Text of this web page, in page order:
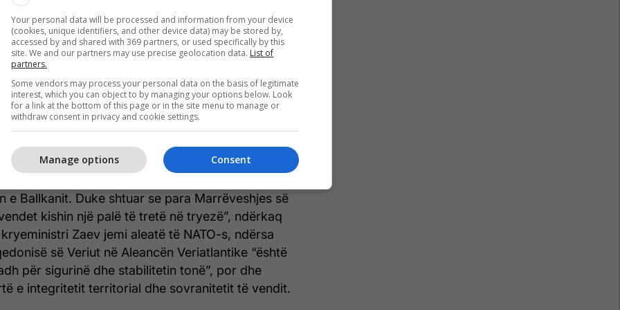
i fortë i vendit tonë në procesin e
me Bashkimin Evropian. Ne të dy u
e plotë dhe të pandërprerë të detyrimeve
në Marrëveshjen e Prespës. Në të gjitha
për bashkëpunim më të madh ekonomik
dhe avancohet”, tha Zaev.
pas nënshkrimit të Marrëveshjes së Prespës si në
ashtu edhe në Greqi, përkoi vullneti i fortë
dhe bashkëpunëtorëve të tyre për të
e Ballkanit. Duke shtuar se para Marrëveshjes së
kishin një palë të tretë në tryezë”, ndërkaq
Zaev jemi aleatë të NATO-s, ndërsa
së Veriut në Aleancën Veriatlantike “është
për sigurinë dhe stabilitetin tonë”, por dhe
e integritetit territorial dhe sovranitetit të vendit.
Your personal data will be processed and information from your device
(cookies, unique identifiers, and other device data) may be stored by,
accessed by and shared with 369 partners, or used specifically by this
site. We and our partners may use precise geolocation data. List of
partners.
Some vendors may process your personal data on the basis of legitimate
interest, which you can object to by managing your options below. Look
for a link at the bottom of this page or in the site menu to manage or
withdraw consent in privacy and cookie settings.
Consent
Manage options